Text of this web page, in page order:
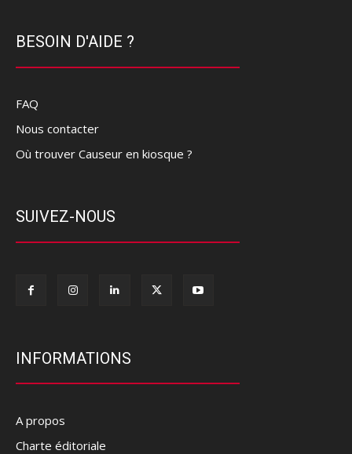
BESOIN D'AIDE ?
FAQ
Nous contacter
Où trouver Causeur en kiosque ?
SUIVEZ-NOUS
INFORMATIONS
A propos
Charte éditoriale